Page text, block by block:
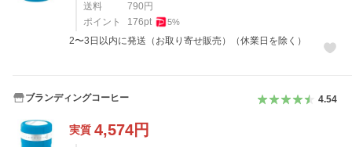
送料
790 円
ポイント
176pt 5%
2〜3日以内に発送（お取り寄せ販売）（休業日を除く）
ブランディングコーヒー 4.54
実質 4,574円